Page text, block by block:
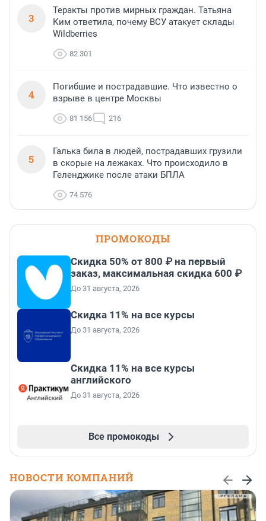
3
Теракты против мирных граждан. Татьяна
Ким ответила, почему ВСУ атакует склады
Wildberries
82 301
4
Погибшие и пострадавшие. Что известно о
взрыве в центре Москвы
81 156 216
5
Галька била в людей, пострадавших грузили
в скорые на лежаках. Что происходило в
Геленджике после атаки БПЛА
74 576
ПРОМОКОДЫ
Скидка 50% от 800 ₽ на первый
заказ, максимальная скидка 600 ₽
До 31 августа, 2026
Скидка 11% на все курсы
До 31 августа, 2026
Скидка 11% на все курсы
английского
До 31 августа, 2026
Все промокоды
НОВОСТИ КОМПАНИЙ